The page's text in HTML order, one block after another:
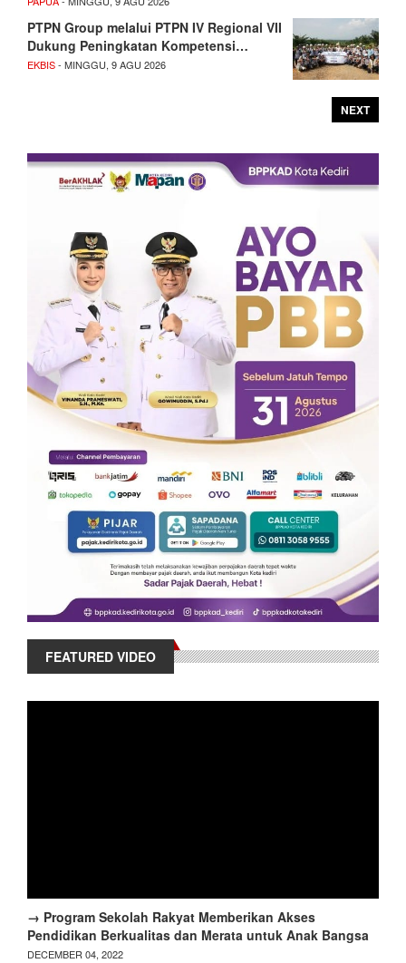
PTPN Group melalui PTPN IV Regional VII
Dukung Peningkatan Kompetensi…
EKBIS- MINGGU, 9 AGU 2026
NEXT
FEATURED VIDEO
→ Program Sekolah Rakyat Memberikan Akses
Pendidikan Berkualitas dan Merata untuk Anak Bangsa
DECEMBER 04, 2022